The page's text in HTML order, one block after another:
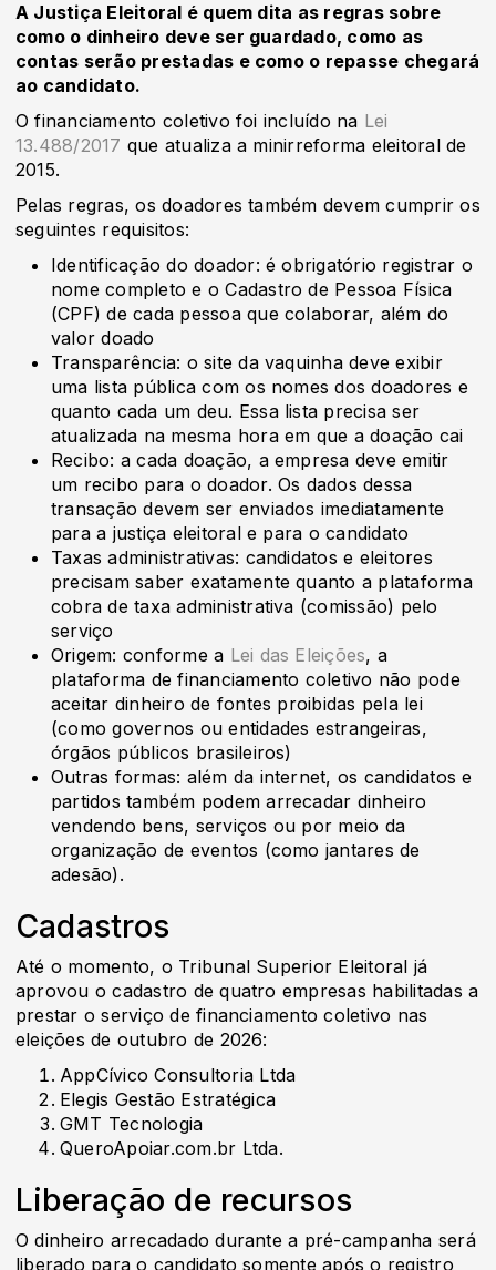
A Justiça Eleitoral é quem dita as regras sobre
como o dinheiro deve ser guardado, como as
contas serão prestadas e como o repasse chegará
ao candidato.
O financiamento coletivo foi incluído na Lei
13.488/2017 que atualiza a minirreforma eleitoral de
2015.
Pelas regras, os doadores também devem cumprir os
seguintes requisitos:
Identificação do doador: é obrigatório registrar o
nome completo e o Cadastro de Pessoa Física
(CPF) de cada pessoa que colaborar, além do
valor doado
Transparência: o site da vaquinha deve exibir
uma lista pública com os nomes dos doadores e
quanto cada um deu. Essa lista precisa ser
atualizada na mesma hora em que a doação cai
Recibo: a cada doação, a empresa deve emitir
um recibo para o doador. Os dados dessa
transação devem ser enviados imediatamente
para a justiça eleitoral e para o candidato
Taxas administrativas: candidatos e eleitores
precisam saber exatamente quanto a plataforma
cobra de taxa administrativa (comissão) pelo
serviço
Origem: conforme a Lei das Eleições, a
plataforma de financiamento coletivo não pode
aceitar dinheiro de fontes proibidas pela lei
(como governos ou entidades estrangeiras,
órgãos públicos brasileiros)
Outras formas: além da internet, os candidatos e
partidos também podem arrecadar dinheiro
vendendo bens, serviços ou por meio da
organização de eventos (como jantares de
adesão).
Cadastros
Até o momento, o Tribunal Superior Eleitoral já
aprovou o cadastro de quatro empresas habilitadas a
prestar o serviço de financiamento coletivo nas
eleições de outubro de 2026:
AppCívico Consultoria Ltda
Elegis Gestão Estratégica
GMT Tecnologia
QueroApoiar.com.br Ltda.
Liberação de recursos
O dinheiro arrecadado durante a pré-campanha será
liberado para o candidato somente após o registro